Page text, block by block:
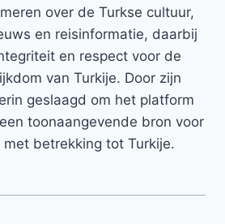
over de Turkse cultuur,
en reisinformatie, daarbij
en respect voor de
van Turkije. Door zijn
geslaagd om het platform
toonaangevende bron voor
betrekking tot Turkije.